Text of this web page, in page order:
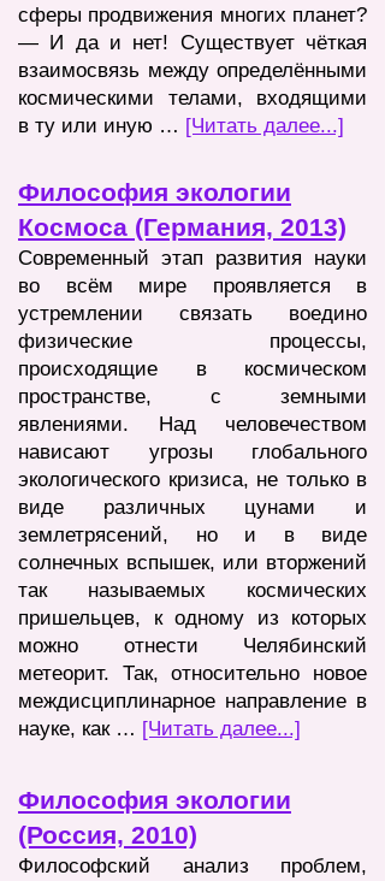
сферы продвижения многих планет?
— И да и нет! Существует чёткая
взаимосвязь между определёнными
космическими телами, входящими
в ту или иную … [Читать далее...]
Философия экологии
Космоса (Германия, 2013)
Современный этап развития науки
во всём мире проявляется в
устремлении связать воедино
физические процессы,
происходящие в космическом
пространстве, с земными
явлениями. Над человечеством
нависают угрозы глобального
экологического кризиса, не только в
виде различных цунами и
землетрясений, но и в виде
солнечных вспышек, или вторжений
так называемых космических
пришельцев, к одному из которых
можно отнести Челябинский
метеорит. Так, относительно новое
междисциплинарное направление в
науке, как … [Читать далее...]
Философия экологии
(Россия, 2010)
Философский анализ проблем,